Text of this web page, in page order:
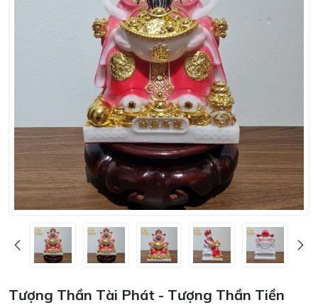
Tượng Thần Tài Phát - Tượng Thần Tiền